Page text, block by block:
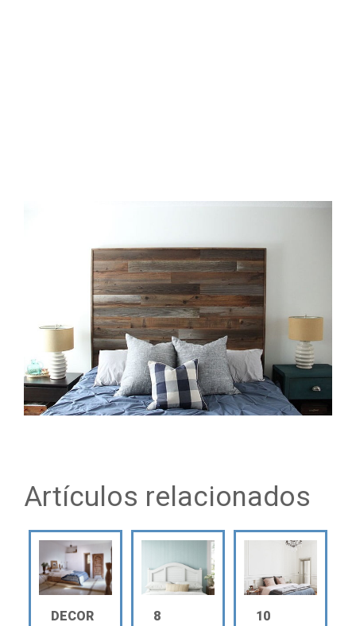
Artículos relacionados
DECOR
8
10